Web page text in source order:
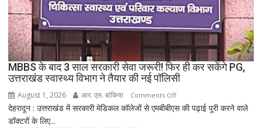
दो
की
दर्दनाक
मौत,
दो
अब
भी
लापता
MBBS के बाद 3 साल सरकारी सेवा जरूरी! फिर ही कर सकेंगे PG,
उत्तराखंड स्वास्थ्य विभाग ने तैयार की नई पॉलिसी
August 1, 2026 आर. एल. बांकिया Comments Offon
MBBS
देहरादून : उत्तराखंड में सरकारी मेडिकल कॉलेजों से एमबीबीएस की पढ़ाई पूरी करने वाले
डॉक्टरों के लिए...